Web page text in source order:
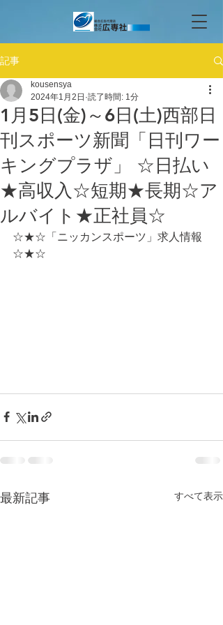
記事
1月5日(金)～6日(土)西部日
刊スポーツ新聞「日刊ワー
キングプラザ」 ☆日払い
★高収入☆短期★長期☆ア
ルバイト★正社員☆
kousensya
2024年1月2日 読了時間: 1分
☆★☆「ニッカンスポーツ」求人情報
☆★☆
最新記事 すべて表示